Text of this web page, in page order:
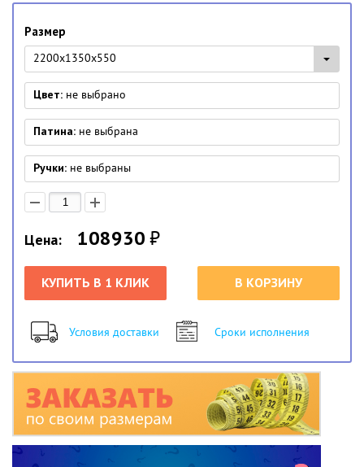
Размер
2200х1350х550
Цвет: не выбрано
Патина: не выбрана
Ручки: не выбраны
Цена: 108930₽
КУПИТЬ В 1 КЛИК В КОРЗИНУ
Условия доставки Сроки исполнения